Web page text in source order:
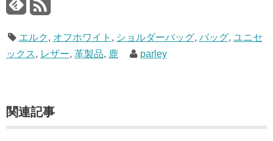
エルク , オフホワイト , ショルダーバッグ, バッグ, ユニセ
ックス, レザー, 革製品, 鹿 parley
関連記事